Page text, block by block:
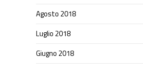
Agosto 2018
Luglio 2018
Giugno 2018